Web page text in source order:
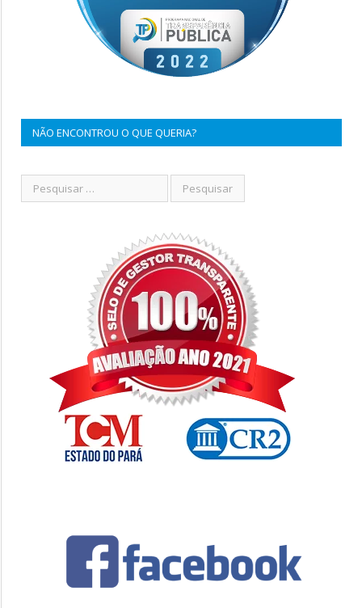
NÃO ENCONTROU O QUE QUERIA?